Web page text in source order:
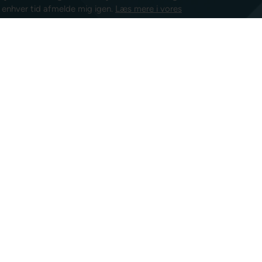
tid afmelde mig igen. Læs mere i vores
post